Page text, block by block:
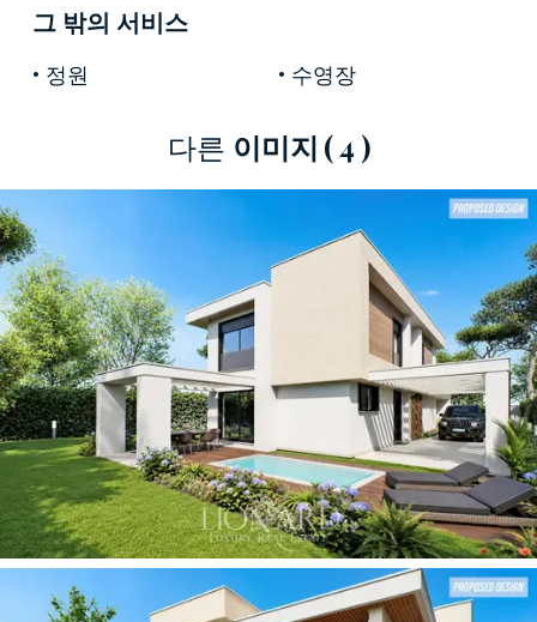
매물 정보에 포함된 이미지는 해당 부동산의 최종
모습을 보여주기 위해 제작된 디자인 렌더링 이미
지입니다.
넓은 개방형 거실 공간을 중심으로 설계되
통해 실내와 실외의 경계가 모
과 야외 공간으로 자연스럽
게 연결됩니다. 세련되고 미니멀한 건축 콘셉트를
바탕으로 공간의 유동성과 풍부한 자연광을 극대
화하여 층 전체에 빛이 끊김 없이 흐르도록 했습
니다. 1층에는 게스트 욕실과 세탁실도 마련되어
있습니다.
침실 공간은
각각 전용 욕실을 갖춘 4개의 침실로
구성되어 있으며,각 방의 프라이버시와 독립성을
완벽하게 보장하도록 배치되어 있습니다. 최고 수
준의 생활 기준을 충족하는 이 공간은 다양한 용
도로 활용 가능하며, 가족 단위 여행객은 물론 손
님에게도 최상의 편안함을 제공합니다.
그 밖의 서비스
정원 수영장
다른 이미지 ( 4 )